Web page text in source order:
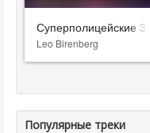
Суперполицейские 3
Leo Birenberg
Популярные треки